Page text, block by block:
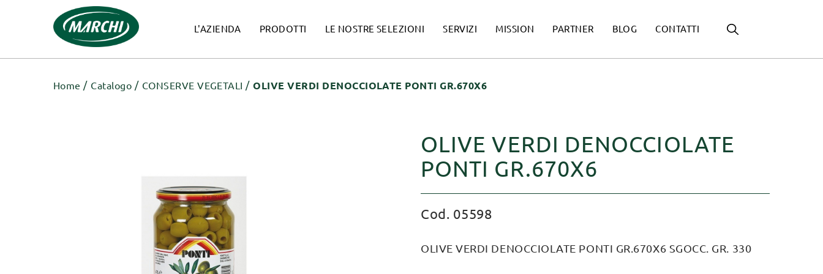
L'AZIENDA PRODOTTI LE NOSTRE SELEZIONI SERVIZI MISSION PARTNER BLOG CONTATTI
Home Catalogo CONSERVE VEGETALI OLIVE VERDI DENOCCIOLATE PONTI GR.670X6
OLIVE VERDI DENOCCIOLATE
PONTI GR.670X6
Cod. 05598
OLIVE VERDI DENOCCIOLATE PONTI GR.670X6 SGOCC. GR. 330